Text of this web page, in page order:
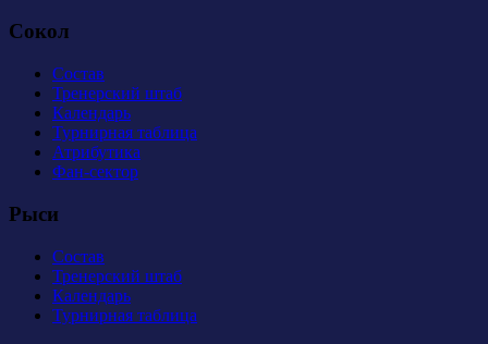
Сокол
Состав
Тренерский штаб
Календарь
Турнирная таблица
Атрибутика
Фан-сектор
Рыси
Состав
Тренерский штаб
Календарь
Турнирная таблица